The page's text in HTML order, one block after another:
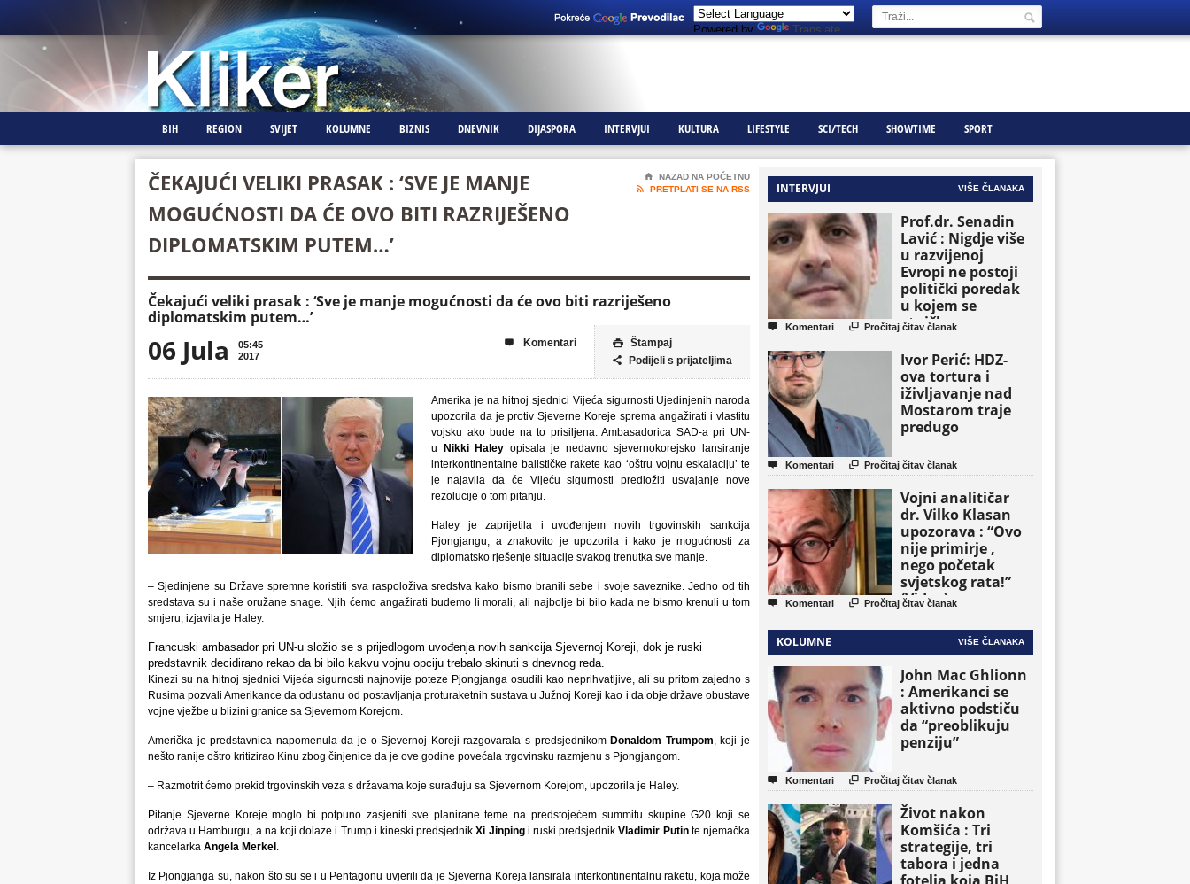
Powered by Translate
BIH REGION SVIJET KOLUMNE BIZNIS DNEVNIK DIJASPORA INTERVJUI KULTURA LIFESTYLE SCI/TECH SHOWTIME SPORT
ČEKAJUĆI VELIKI PRASAK : ‘SVE JE MANJE
MOGUĆNOSTI DA ĆE OVO BITI RAZRIJEŠENO
DIPLOMATSKIM PUTEM…’
⌂
NAZAD NA POČETNU

PRETPLATI SE NA RSS
Čekajući veliki prasak : ‘Sve je manje mogućnosti da će ovo biti razriješeno
diplomatskim putem…’
06 Jula
05:45
2017
 Štampaj
 Podijeli s prijateljima
 Komentari
Amerika je na hitnoj sjednici Vijeća sigurnosti Ujedinjenih naroda
upozorila da je protiv Sjeverne Koreje sprema angažirati i vlastitu
vojsku ako bude na to prisiljena. Ambasadorica SAD-a pri UN-
u
Nikki Haley opisala je nedavno sjevernokorejsko lansiranje
interkontinentalne balističke rakete kao ‘oštru vojnu eskalaciju’ te
je najavila da će Vijeću sigurnosti predložiti usvajanje nove
rezolucije o tom pitanju.
Haley je zaprijetila i uvođenjem novih trgovinskih sankcija
Pjongjangu, a znakovito je upozorila i kako je mogućnosti za
diplomatsko rješenje situacije svakog trenutka sve manje.
– Sjedinjene su Države spremne koristiti sva raspoloživa sredstva kako bismo branili sebe i svoje saveznike. Jedno od tih
sredstava su i naše oružane snage. Njih ćemo angažirati budemo li morali, ali najbolje bi bilo kada ne bismo krenuli u tom
smjeru, izjavila je Haley.
Francuski ambasador pri UN-u složio se s prijedlogom uvođenja novih sankcija Sjevernoj Koreji, dok je ruski
predstavnik decidirano rekao da bi bilo kakvu vojnu opciju trebalo skinuti s dnevnog reda.
Kinezi su na hitnoj sjednici Vijeća sigurnosti najnovije poteze Pjongjanga osudili kao neprihvatljive, ali su pritom zajedno s
Rusima pozvali Amerikance da odustanu od postavljanja proturaketnih sustava u Južnoj Koreji kao i da obje države obustave
vojne vježbe u blizini granice sa Sjevernom Korejom.
Američka je predstavnica napomenula da je o Sjevernoj Koreji razgovarala s predsjednikom Donaldom Trumpom, koji je
nešto ranije oštro kritizirao Kinu zbog činjenice da je ove godine povećala trgovinsku razmjenu s Pjongjangom.
– Razmotrit ćemo prekid trgovinskih veza s državama koje surađuju sa Sjevernom Korejom, upozorila je Haley.
Pitanje Sjeverne Koreje moglo bi potpuno zasjeniti sve planirane teme na predstojećem summitu skupine G20 koji se
održava u Hamburgu, a na koji dolaze i Trump i kineski predsjednikXi Jinpingi ruski predsjednikVladimir Putinte njemačka
kancelarka Angela Merkel .
Iz Pjongjanga su, nakon što su se i u Pentagonu uvjerili da je Sjeverna Koreja lansirala interkontinentalnu raketu, koja može
INTERVJUI VIŠE ČLANAKA
Prof.dr. Senadin
Lavić : Nigdje više
u razvijenoj
Evropi ne postoji
politički poredak
u kojem se
etničke grupe
pojavljuju kao
osnovne političke
jedinice
 Komentari  Pročitaj čitav članak
Ivor Perić: HDZ-
ova tortura i
iživljavanje nad
Mostarom traje
predugo
 Komentari  Pročitaj čitav članak
Vojni analitičar
dr. Vilko Klasan
upozorava : “Ovo
nije primirje ,
nego početak
svjetskog rata!”
(Video)
 Komentari  Pročitaj čitav članak
KOLUMNE VIŠE ČLANAKA
John Mac Ghlionn
: Amerikanci se
aktivno podstiču
da “preoblikuju
penziju”
 Komentari  Pročitaj čitav članak
Život nakon
Komšića : Tri
strategije, tri
tabora i jedna